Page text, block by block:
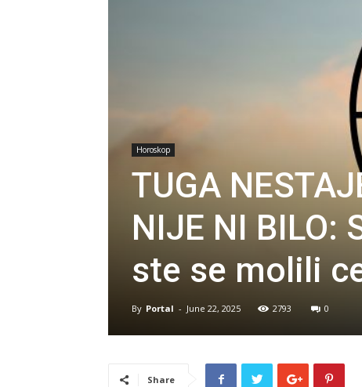
Horoskop
TUGA
NIJE NI BILO:
ste se molili
By Portal - June 22, 2025 2793 0
Share